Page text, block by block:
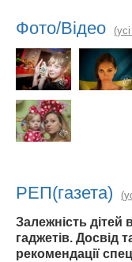
Фото/Відео
РЕП(газета)
Залежність дітей
гаджетів. Досвід
рекомендації